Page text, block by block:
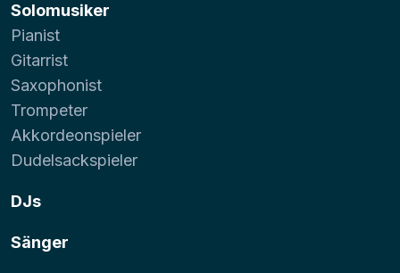
Solomusiker
Pianist
Gitarrist
Saxophonist
Trompeter
Akkordeonspieler
Dudelsackspieler
DJs
Sänger